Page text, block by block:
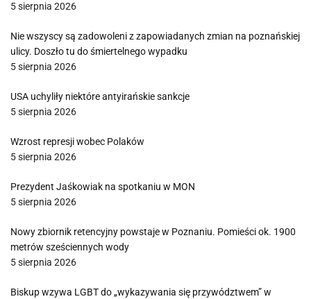
5 sierpnia 2026
Nie wszyscy są zadowoleni z zapowiadanych zmian na poznańskiej
ulicy. Doszło tu do śmiertelnego wypadku
5 sierpnia 2026
USA uchyliły niektóre antyirańskie sankcje
5 sierpnia 2026
Wzrost represji wobec Polaków
5 sierpnia 2026
Prezydent Jaśkowiak na spotkaniu w MON
5 sierpnia 2026
Nowy zbiornik retencyjny powstaje w Poznaniu. Pomieści ok. 1900
metrów sześciennych wody
5 sierpnia 2026
Biskup wzywa LGBT do „wykazywania się przywództwem” w